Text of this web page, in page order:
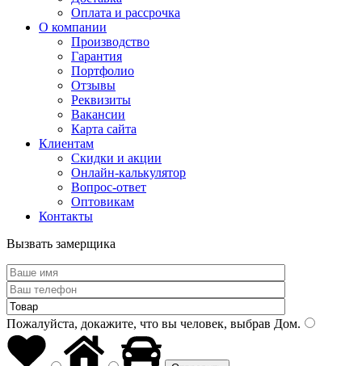
Оплата и рассрочка
О компании
Производство
Гарантия
Портфолио
Отзывы
Реквизиты
Вакансии
Карта сайта
Клиентам
Скидки и акции
Онлайн-калькулятор
Вопрос-ответ
Оптовикам
Контакты
Вызвать замерщика
Пожалуйста, докажите, что вы человек, выбрав Дом.